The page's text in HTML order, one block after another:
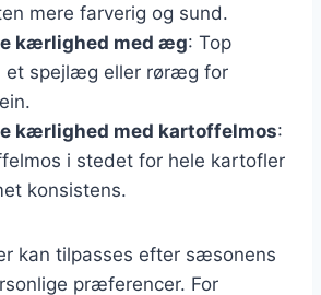
mere farverig og sund.
kærlighed med æg: Top
et spejlæg eller røræg for
kærlighed med kartoffelmos:
i stedet for hele kartofler
konsistens.
kan tilpasses efter sæsonens
præferencer. For